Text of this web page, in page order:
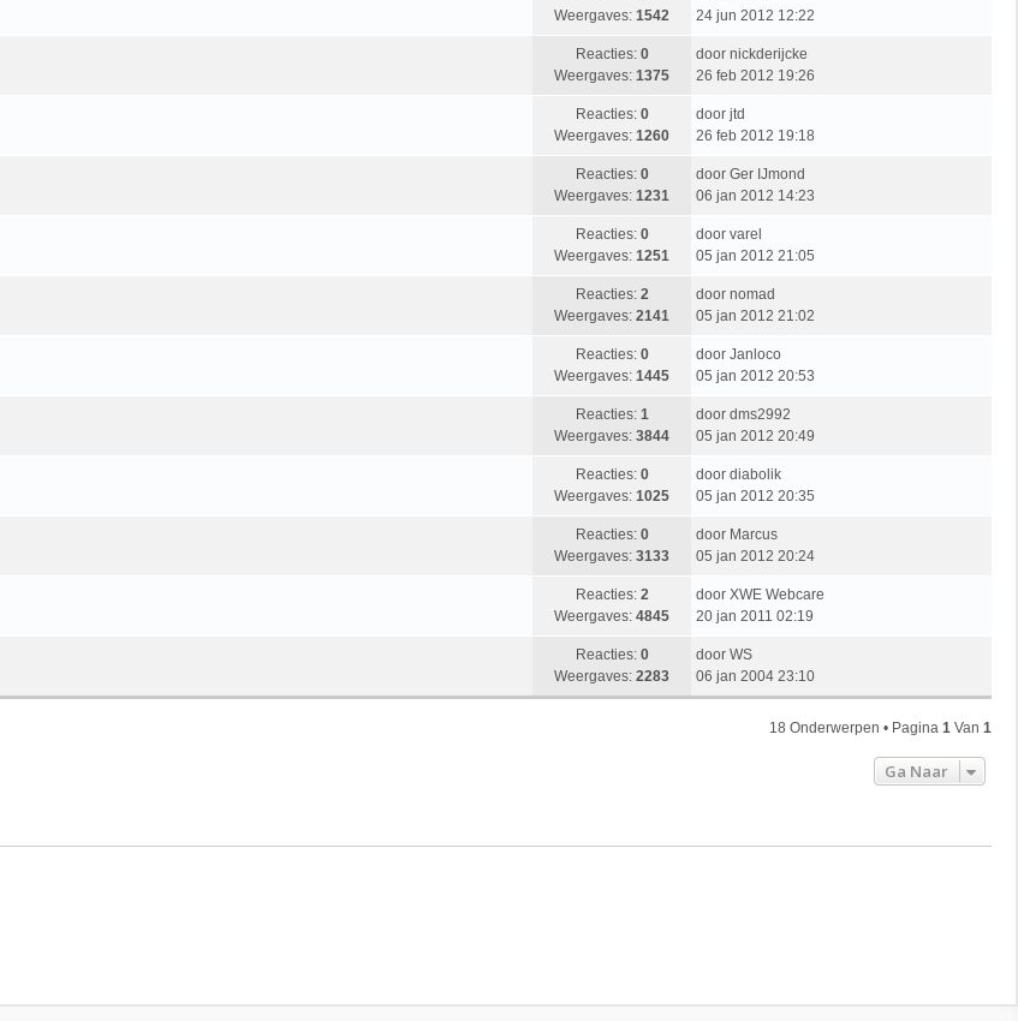
Weergaves: 1542
24 jun 2012 12:22
Reacties: 0
Weergaves: 1375
door nickderijcke
26 feb 2012 19:26
Reacties: 0
Weergaves: 1260
door jtd
26 feb 2012 19:18
Reacties: 0
Weergaves: 1231
door Ger IJmond
06 jan 2012 14:23
Reacties: 0
Weergaves: 1251
door varel
05 jan 2012 21:05
Reacties: 2
Weergaves: 2141
door nomad
05 jan 2012 21:02
Reacties: 0
Weergaves: 1445
door Janloco
05 jan 2012 20:53
Reacties: 1
Weergaves: 3844
door dms2992
05 jan 2012 20:49
Reacties: 0
Weergaves: 1025
door diabolik
05 jan 2012 20:35
Reacties: 0
Weergaves: 3133
door Marcus
05 jan 2012 20:24
Reacties: 2
Weergaves: 4845
door XWE Webcare
20 jan 2011 02:19
Reacties: 0
Weergaves: 2283
door WS
06 jan 2004 23:10
18 Onderwerpen • Pagina 1 Van 1
Ga Naar